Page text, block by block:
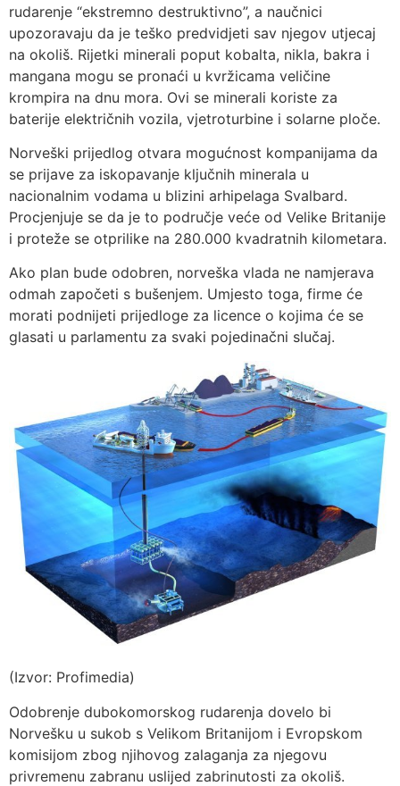
rudarenje “ekstremno destruktivno”, a naučnici
upozoravaju da je teško predvidjeti sav njegov utjecaj
na okoliš. Rijetki minerali poput kobalta, nikla, bakra i
mangana mogu se pronaći u kvržicama veličine
krompira na dnu mora. Ovi se minerali koriste za
baterije električnih vozila, vjetroturbine i solarne ploče.
Norveški prijedlog otvara mogućnost kompanijama da
se prijave za iskopavanje ključnih minerala u
nacionalnim vodama u blizini arhipelaga Svalbard.
Procjenjuje se da je to područje veće od Velike Britanije
i proteže se otprilike na 280.000 kvadratnih kilometara.
Ako plan bude odobren, norveška vlada ne namjerava
odmah započeti s bušenjem. Umjesto toga, firme će
morati podnijeti prijedloge za licence o kojima će se
glasati u parlamentu za svaki pojedinačni slučaj.
(Izvor: Profimedia)
Odobrenje dubokomorskog rudarenja dovelo bi
Norvešku u sukob s Velikom Britanijom i Evropskom
komisijom zbog njihovog zalaganja za njegovu
privremenu zabranu uslijed zabrinutosti za okoliš.